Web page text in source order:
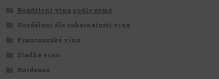
Rozdělení vína podle země
Rozdělení dle cukernatosti vína
Francouzské víno
Sladké víno
Bordeaux